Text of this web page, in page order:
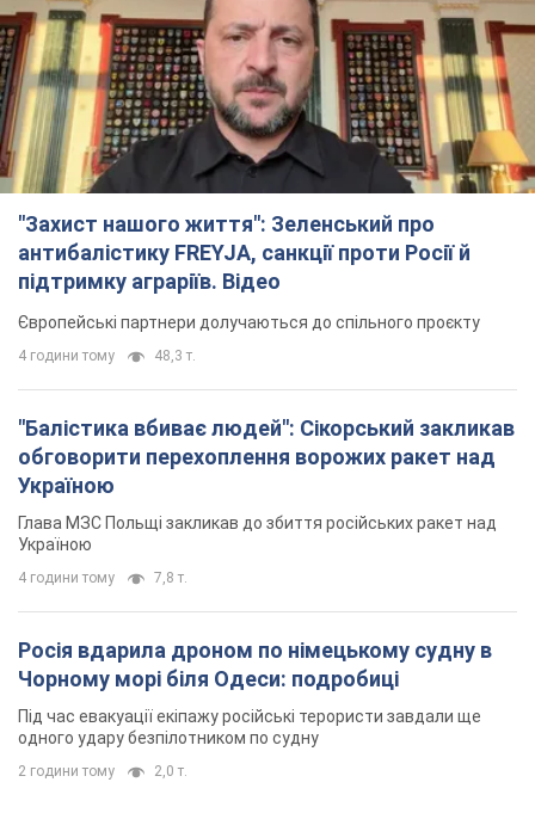
Європейські партнери долучаються до спільного проєкту
4 години тому 48,3 т.
"Балістика вбиває людей": Сікорський закликав
обговорити перехоплення ворожих ракет над
Україною
Глава МЗС Польщі закликав до збиття російських ракет над
Україною
7,8 т.
Росія вдарила дроном по німецькому судну в
Чорному морі біля Одеси: подробиці
одного удару безпілотником по судну
2 години тому 2,0 т.